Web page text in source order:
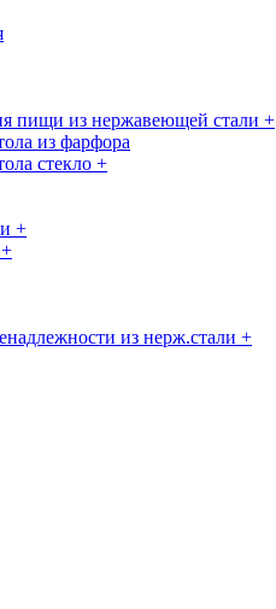
пищи из нержавеющей стали +
из фарфора
стекло +
+
из нерж.стали +